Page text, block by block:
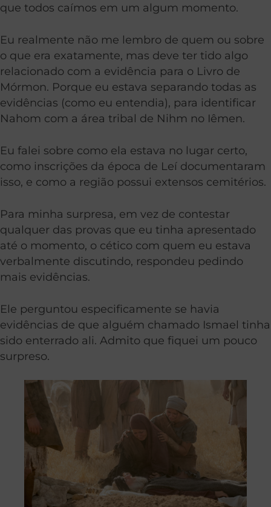
que todos caímos em um algum momento.
Eu realmente não me lembro de quem ou sobre
o que era exatamente, mas deve ter tido algo
relacionado com a evidência para o Livro de
Mórmon. Porque eu estava separando todas as
evidências (como eu entendia), para identificar
Nahom com a área tribal de Nihm no Iêmen.
Eu falei sobre como ela estava no lugar certo,
como inscrições da época de Leí documentaram
isso, e como a região possui extensos cemitérios.
Para minha surpresa, em vez de contestar
qualquer das provas que eu tinha apresentado
até o momento, o cético com quem eu estava
verbalmente discutindo, respondeu pedindo
mais evidências.
Ele perguntou especificamente se havia
evidências de que alguém chamado Ismael tinha
sido enterrado ali. Admito que fiquei um pouco
surpreso.